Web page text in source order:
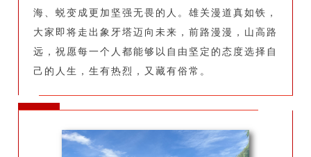
海、蜕变成更加坚强无畏的人。雄关漫道真如铁，
大家即将走出象牙塔迈向未来，前路漫漫，山高路
远，祝愿每一个人都能够以自由坚定的态度选择自
己的人生，生有热烈，又藏有俗常。